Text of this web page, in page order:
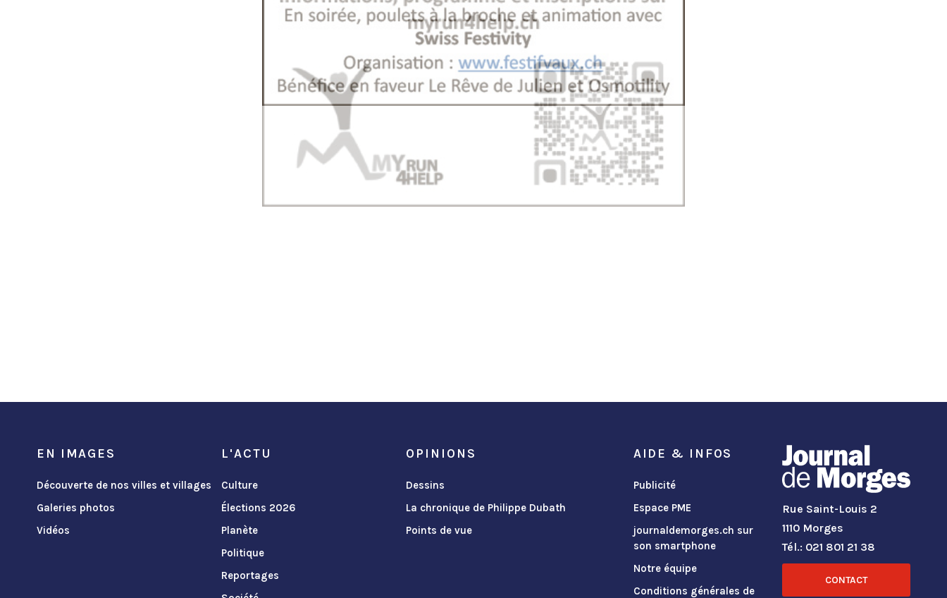
EN IMAGES
Découverte de nos villes et villages
Galeries photos
Vidéos
L'ACTU
Culture
Élections 2026
Planète
Politique
Reportages
OPINIONS
Dessins
La chronique de Philippe Dubath
Points de vue
AIDE & INFOS
Publicité
Espace PME
journaldemorges.ch sur
son smartphone
Notre équipe
Conditions générales de
Rue Saint-Louis 2
1110 Morges
Tél.: 021 801 21 38
CONTACT